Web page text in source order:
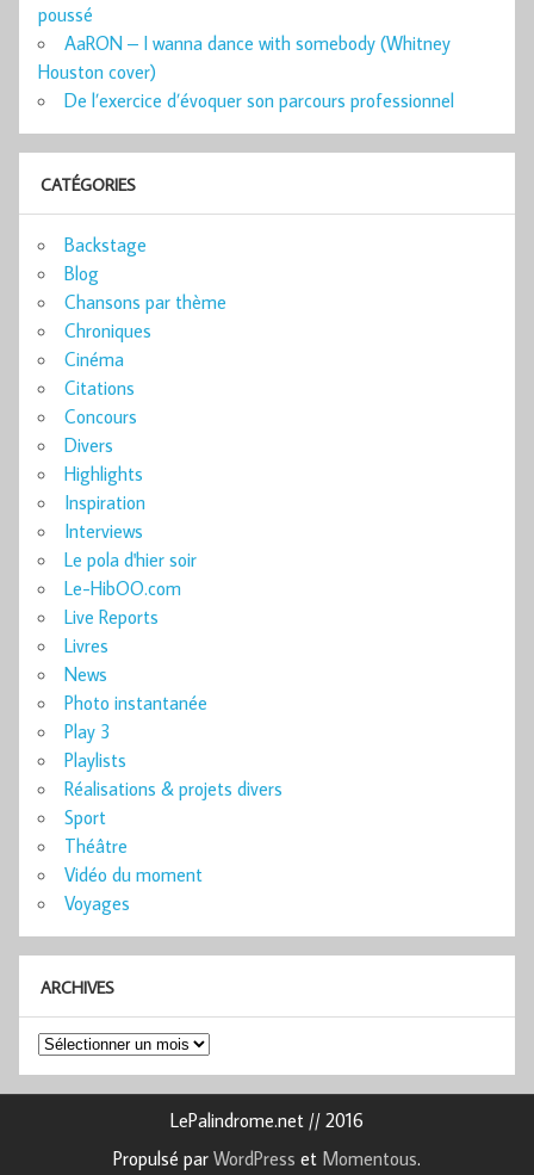
poussé
AaRON – I wanna dance with somebody (Whitney
Houston cover)
De l’exercice d’évoquer son parcours professionnel
CATÉGORIES
Backstage
Blog
Chansons par thème
Chroniques
Cinéma
Citations
Concours
Divers
Highlights
Inspiration
Interviews
Le pola d'hier soir
Le-HibOO.com
Live Reports
Livres
News
Photo instantanée
Play 3
Playlists
Réalisations & projets divers
Sport
Théâtre
Vidéo du moment
Voyages
ARCHIVES
Archives
LePalindrome.net // 2016
Propulsé par WordPress et Momentous.